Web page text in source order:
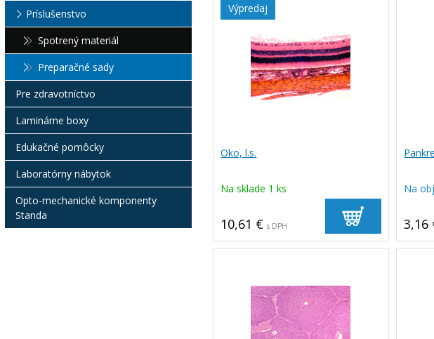
Výpredaj
Oko, l.s.
Na sklade 1 ks
10,61 € s DPH
Na
3,16
Príslušenstvo
Spotrený materiál
Preparačné sady
Pre zdravotníctvo
Laminárne boxy
Edukačné pomôcky
Laboratórny nábytok
Opto-mechanické komponenty
Standa